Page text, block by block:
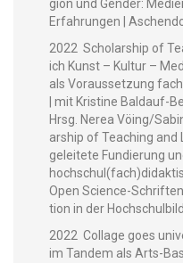
gion und Gen­der:
Erfahrun­gen |
2022 Schol­ar­ship of
ich Kun­st – Kul­tur –
als Voraus­set­zung
| mit Kris­tine Bal­dauf-
Hrsg. Nerea Vöing/
ar­ship of Teach­ing
geleit­ete Fundierung
Open Sci­ence-
tion in der
2022 Col­lage goes
im Tan­dem als Arts-